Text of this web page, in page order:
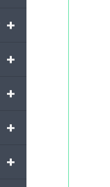
+
+
+
+
+